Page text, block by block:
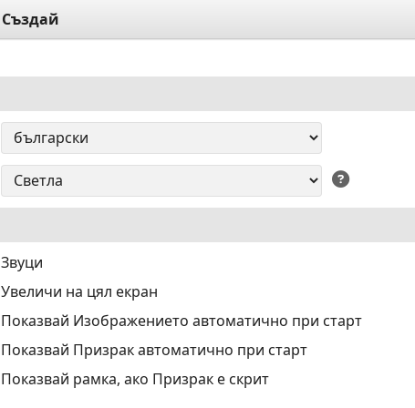
Създай
Звуци
Увеличи на цял екран
Показвай Изображението автоматично при старт
Показвай Призрак автоматично при старт
Показвай рамка, ако Призрак е скрит